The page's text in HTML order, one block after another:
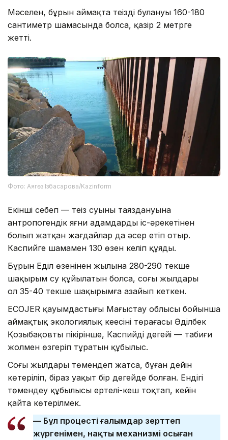
Мәселен, бұрын аймақта теңіздің булануы 160-180
сантиметр шамасында болса, қазір 2 метрге
жетті.
Фото: Аягөз Ізбасарова/Kazinform
Екінші себеп — теңіз суының таяздануына
антропогендік яғни адамдардың іс-әрекетінен
болып жатқан жағдайлар да әсер етіп отыр.
Каспийге шамамен 130 өзен келіп құяды.
Бұрын Еділ өзенінен жылына 280-290 текше
шақырым су құйылатын болса, соңғы жылдары
ол 35-40 текше шақырымға азайып кеткен.
ECOJER қауымдастығы Маңғыстау облысы бойынша
аймақтық экологиялық кеңесінің төрағасы Әділбек
Қозыбақовтың пікірінше, Каспийдің деңгейі — табиғи
жолмен өзгеріп тұратын құбылыс.
Соңғы жылдары төмендеп жатса, бұған дейін
көтеріліп, біраз уақыт бір деңгейде болған. Ендігі
төмендеу құбылысы ертелі-кеш тоқтап, кейін
қайта көтерілмек.
— Бұл процесті ғалымдар зерттеп
жүргенімен, нақты механизмі осыған